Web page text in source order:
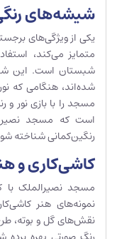
شیشه‌های
یکی از ویژگی‌های
متمایز می‌کند،
شبستان است. این
شده‌اند، هنگامی که
مسجد را با بازی نور
است که مسجد
رنگین‌کمانی شناخته
کاشی‌کاری و
مسجد نصیرالملک با
نمونه‌های هنر
نقش‌های گل و بوته،